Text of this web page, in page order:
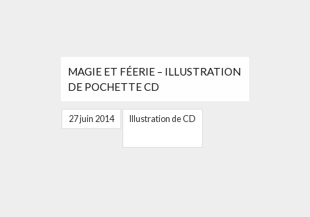
MAGIE ET FÉERIE – ILLUSTRATION
DE POCHETTE CD
27 juin 2014 Illustration de CD